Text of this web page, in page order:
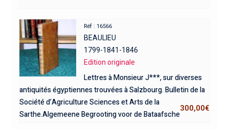
Réf : 16566
BEAULIEU
1799-1841-1846
Edition originale
Lettres à Monsieur J***, sur diverses
antiquités égyptiennes trouvées à Salzbourg. Bulletin de la
Société d’Agriculture Sciences et Arts de la
Sarthe.Algemeene Begrooting voor de Bataafsche
300,00€